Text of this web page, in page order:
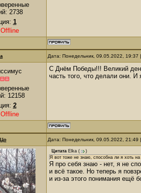
2738
1
Offline
Дата: Понедельник, 09.05.2022,
12158
2
Offline
С Днём Победы!!! Великий
часть того, что делали они. И
Дата: Понедельник, 09.05.2022,
Цитата Elka (
)
Я вот тоже не знаю, способна ли я хоть
Я про себя знаю - нет, я не
и всё такое. Но теперь я
и из-за этого понимания ещё